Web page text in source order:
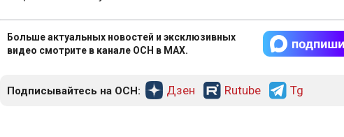
Больше актуальных новостей и эксклюзивных
видео смотрите в канале ОСН в MAX.
Подписывайтесь на ОСН: Дзен Rutube Tg